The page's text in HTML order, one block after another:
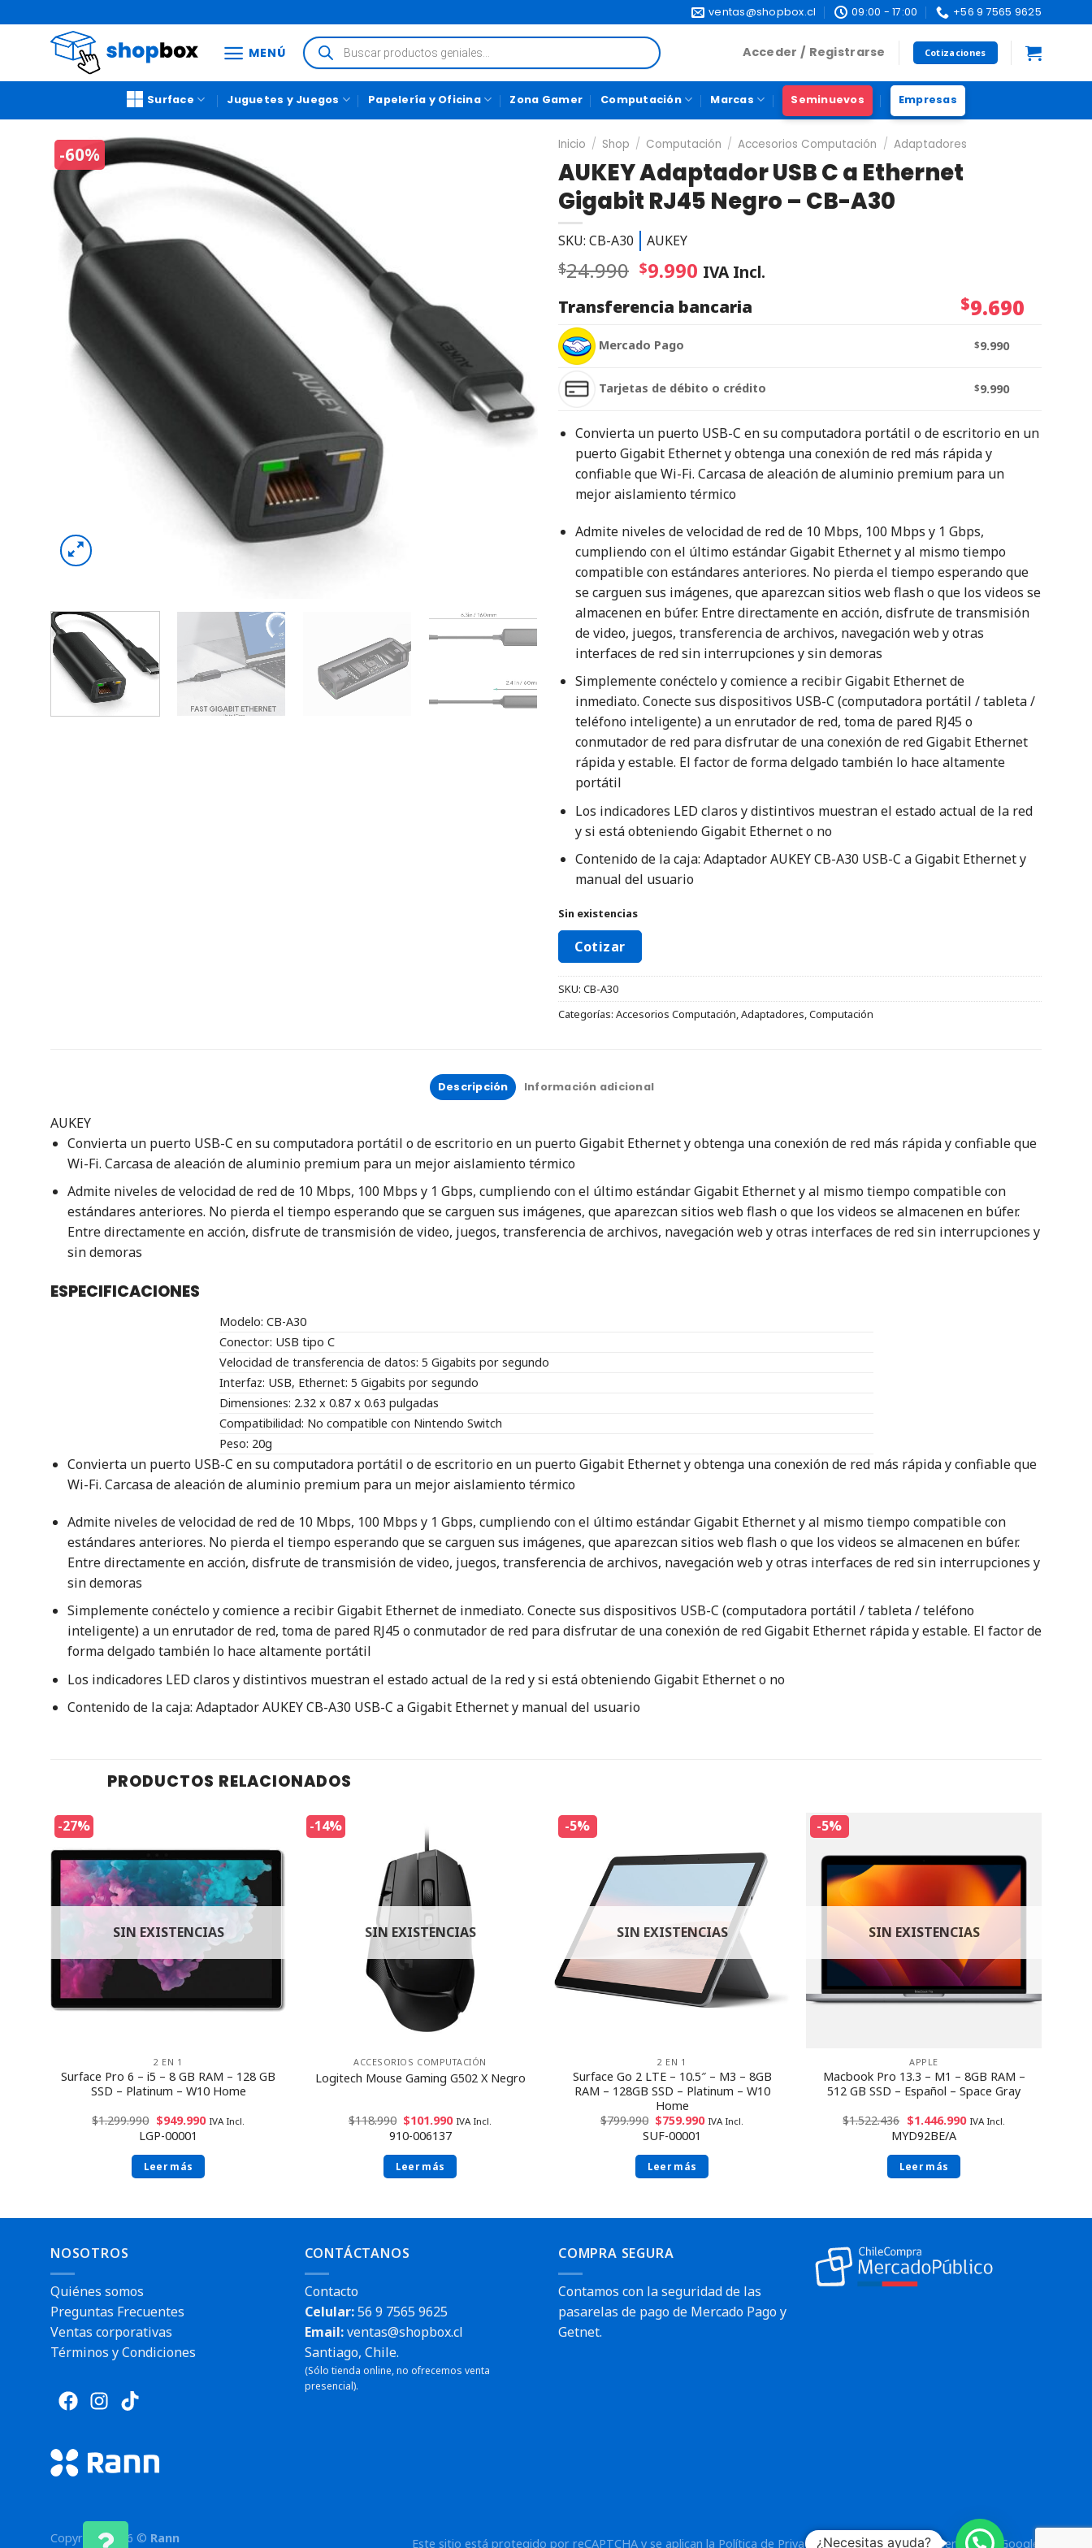
ventas@shopbox.cl 09:00 - 17:00 +56 9 7565 9625
MENÚ Acceder / Registrarse Cotizaciones
Surface Juguetes y Juegos Papelería y Oficina Zona Gamer Computación Marcas Seminuevos Empresas
-60% Inicio / Shop / Computación / Accesorios Computación / Adaptadores
AUKEY Adaptador USB C a Ethernet
Gigabit RJ45 Negro – CB-A30
SKU: CB-A30 AUKEY
$24.990 $9.990 IVA Incl.
Transferencia bancaria
$9.690
Mercado Pago $9.990
Tarjetas de débito o crédito $9.990
Convierta un puerto USB-C en su computadora portátil o de escritorio en un
puerto Gigabit Ethernet y obtenga una conexión de red más rápida y
confiable que Wi-Fi. Carcasa de aleación de aluminio premium para un
mejor aislamiento térmico
Admite niveles de velocidad de red de 10 Mbps, 100 Mbps y 1 Gbps,
cumpliendo con el último estándar Gigabit Ethernet y al mismo tiempo
compatible con estándares anteriores. No pierda el tiempo esperando que
se carguen sus imágenes, que aparezcan sitios web flash o que los videos se
almacenen en búfer. Entre directamente en acción, disfrute de transmisión
de video, juegos, transferencia de archivos, navegación web y otras
interfaces de red sin interrupciones y sin demoras
Simplemente conéctelo y comience a recibir Gigabit Ethernet de
inmediato. Conecte sus dispositivos USB-C (computadora portátil / tableta /
teléfono inteligente) a un enrutador de red, toma de pared RJ45 o
conmutador de red para disfrutar de una conexión de red Gigabit Ethernet
rápida y estable. El factor de forma delgado también lo hace altamente
portátil
Los indicadores LED claros y distintivos muestran el estado actual de la red
y si está obteniendo Gigabit Ethernet o no
Contenido de la caja: Adaptador AUKEY CB-A30 USB-C a Gigabit Ethernet y
manual del usuario
Sin existencias
Cotizar
SKU: CB-A30
Categorías: Accesorios Computación,Adaptadores,Computación
Descripción Información adicional
AUKEY
Convierta un puerto USB-C en su computadora portátil o de escritorio en un puerto Gigabit Ethernet y obtenga una conexión de red más rápida y confiable que
Wi-Fi. Carcasa de aleación de aluminio premium para un mejor aislamiento térmico
Admite niveles de velocidad de red de 10 Mbps, 100 Mbps y 1 Gbps, cumpliendo con el último estándar Gigabit Ethernet y al mismo tiempo compatible con
estándares anteriores. No pierda el tiempo esperando que se carguen sus imágenes, que aparezcan sitios web flash o que los videos se almacenen en búfer.
Entre directamente en acción, disfrute de transmisión de video, juegos, transferencia de archivos, navegación web y otras interfaces de red sin interrupciones y
sin demoras
ESPECIFICACIONES
Modelo: CB-A30
Conector: USB tipo C
Velocidad de transferencia de datos: 5 Gigabits por segundo
Interfaz: USB, Ethernet: 5 Gigabits por segundo
Dimensiones: 2.32 x 0.87 x 0.63 pulgadas
Compatibilidad: No compatible con Nintendo Switch
Peso: 20g
Convierta un puerto USB-C en su computadora portátil o de escritorio en un puerto Gigabit Ethernet y obtenga una conexión de red más rápida y confiable que
Wi-Fi. Carcasa de aleación de aluminio premium para un mejor aislamiento térmico
Admite niveles de velocidad de red de 10 Mbps, 100 Mbps y 1 Gbps, cumpliendo con el último estándar Gigabit Ethernet y al mismo tiempo compatible con
estándares anteriores. No pierda el tiempo esperando que se carguen sus imágenes, que aparezcan sitios web flash o que los videos se almacenen en búfer.
Entre directamente en acción, disfrute de transmisión de video, juegos, transferencia de archivos, navegación web y otras interfaces de red sin interrupciones y
sin demoras
Simplemente conéctelo y comience a recibir Gigabit Ethernet de inmediato. Conecte sus dispositivos USB-C (computadora portátil / tableta / teléfono
inteligente) a un enrutador de red, toma de pared RJ45 o conmutador de red para disfrutar de una conexión de red Gigabit Ethernet rápida y estable. El factor de
forma delgado también lo hace altamente portátil
Los indicadores LED claros y distintivos muestran el estado actual de la red y si está obteniendo Gigabit Ethernet o no
Contenido de la caja: Adaptador AUKEY CB-A30 USB-C a Gigabit Ethernet y manual del usuario
PRODUCTOS RELACIONADOS
-27%
SIN EXISTENCIAS
2 EN 1
Surface Pro 6 – i5 – 8 GB RAM – 128 GB
SSD – Platinum – W10 Home
$1.299.990 $949.990 IVA Incl.
LGP-00001
Leer más
-14%
SIN EXISTENCIAS
ACCESORIOS COMPUTACIÓN
Logitech Mouse Gaming G502 X Negro
$118.990 $101.990 IVA Incl.
910-006137
Leer más
-5%
SIN EXISTENCIAS
2 EN 1
Surface Go 2 LTE – 10.5″ – M3 – 8GB
RAM – 128GB SSD – Platinum – W10
Home
$799.990 $759.990 IVA Incl.
SUF-00001
Leer más
-5%
SIN EXISTENCIAS
APPLE
Macbook Pro 13.3 – M1 – 8GB RAM –
512 GB SSD – Español – Space Gray
$1.522.436 $1.446.990 IVA Incl.
MYD92BE/A
Leer más
NOSOTROS
Quiénes somos
Preguntas Frecuentes
Ventas corporativas
Términos y Condiciones
CONTÁCTANOS
Contacto
Celular:56 9 7565 9625
Email:ventas@shopbox.cl
Santiago, Chile.
(Sólo tienda online, no ofrecemos venta
presencial).
COMPRA SEGURA
Contamos con la seguridad de las
pasarelas de pago de Mercado Pago y
Getnet.
Este sitio está protegido por reCAPTCHA y se aplican la Política de Privacidady losTérminos del Serviciode Google.
Copyright 2026 © Rann ¿Necesitas ayuda?